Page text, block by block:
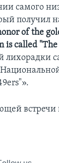
самого
получил
of the
is called
лихорадки
встречи